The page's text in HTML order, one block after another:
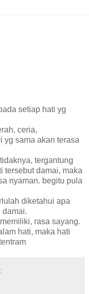
setiap hati yg
ceria,
yg sama akan terasa
tergantung
tersebut damai, maka
nyaman. begitu pula
diketahui apa
damai.
rasa sayang.
hati, maka hati